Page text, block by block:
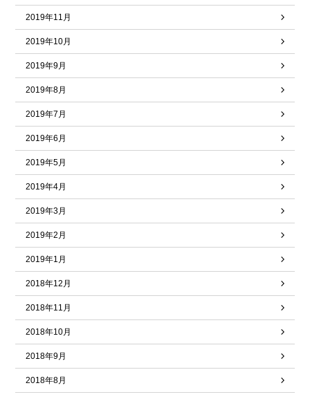
2019年11月
2019年10月
2019年9月
2019年8月
2019年7月
2019年6月
2019年5月
2019年4月
2019年3月
2019年2月
2019年1月
2018年12月
2018年11月
2018年10月
2018年9月
2018年8月